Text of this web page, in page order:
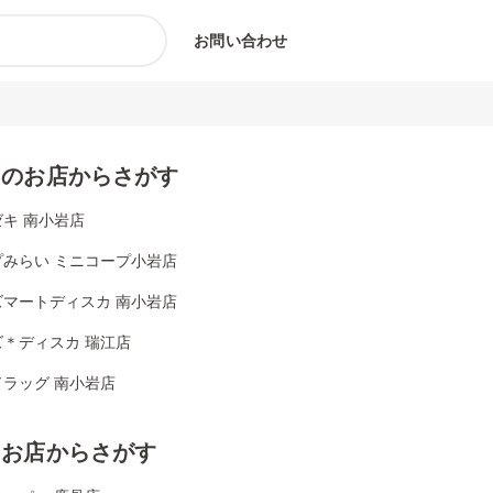
お問い合わせ
お店からさがす
キ 南小岩店
みらい ミニコープ小岩店
マートディスカ 南小岩店
＊ディスカ 瑞江店
ラッグ 南小岩店
店からさがす